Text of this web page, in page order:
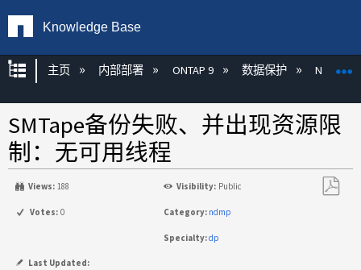
Knowledge Base
扩展/隐缩全局层次
主页 内部部署 ONTAP 9 数据保护 NDMP
SMTape备份失败、并出现资源限
制：无可用线程
Views: 188 Visibility: Public
Votes: 0 Category: ndmp
Specialty:dp
Last Updated: